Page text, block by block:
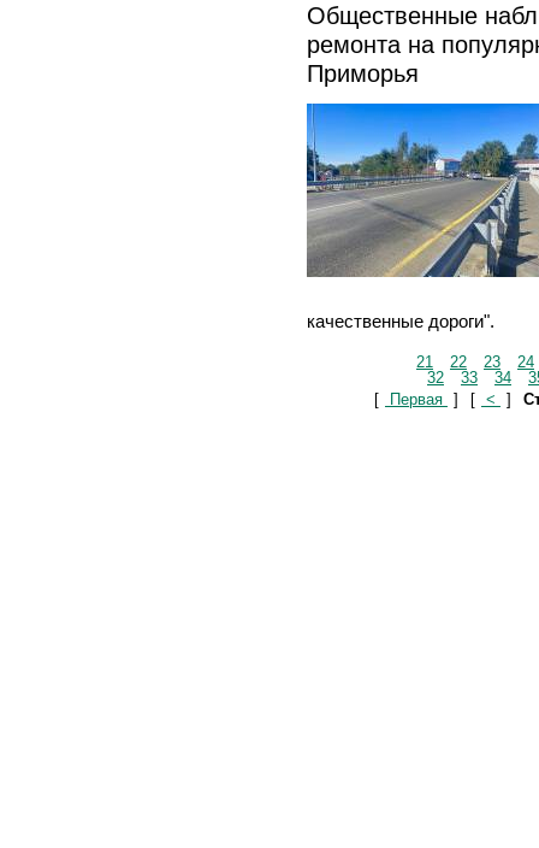
Общественные
ремонта на
Приморья
качественные дороги".
21 22 23
24
32
33 34
[
Первая ] [ < ]